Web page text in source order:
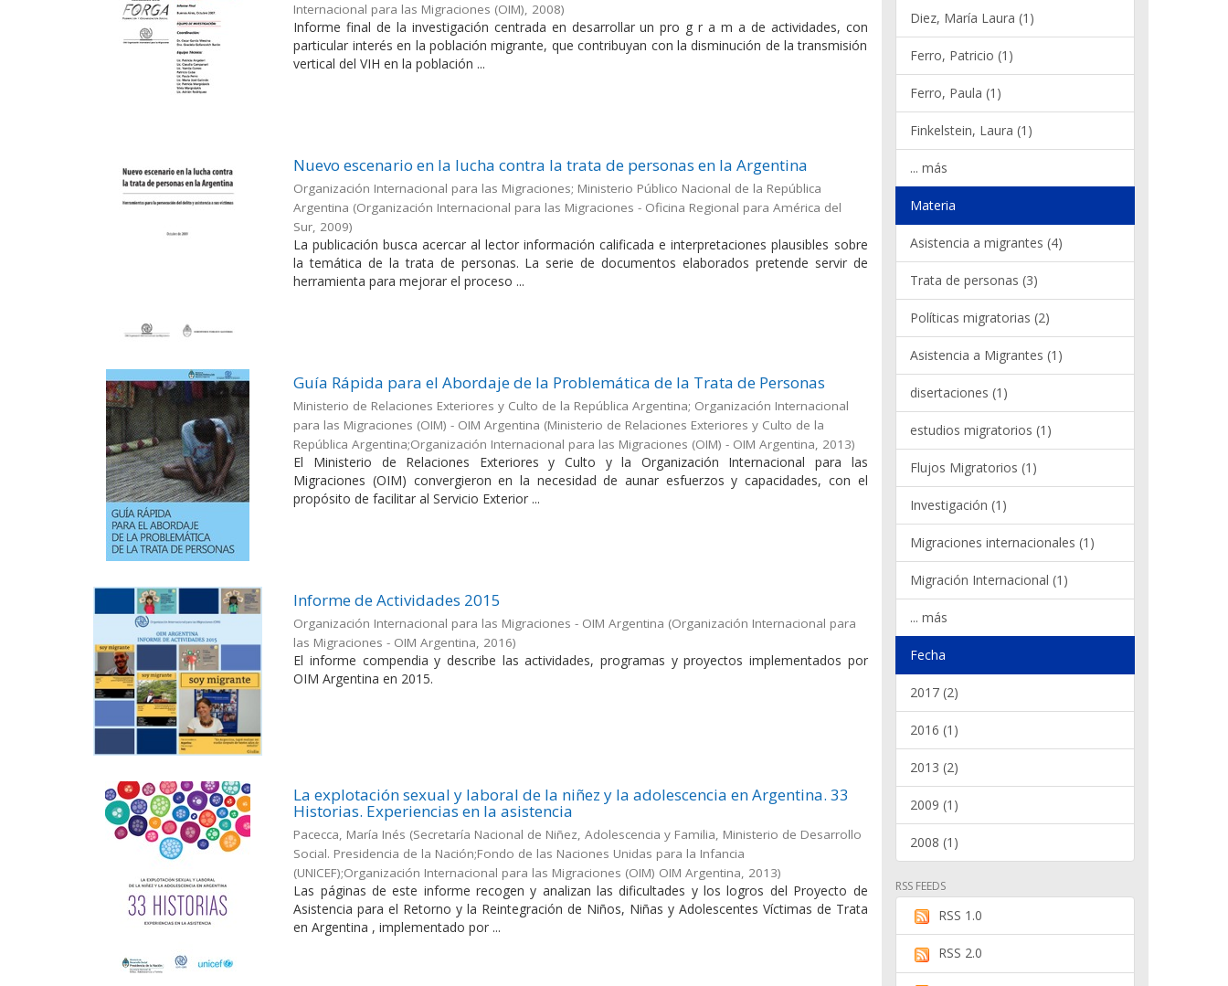
Internacional para las Migraciones (OIM), 2008)
Informe final de la investigación centrada en desarrollar un pro g r a m a de actividades, con
particular interés en la población migrante, que contribuyan con la disminución de la transmisión
vertical del VIH en la población ...
Nuevo escenario en la lucha contra la trata de personas en la Argentina
Organización Internacional para las Migraciones; Ministerio Público Nacional de la República
Argentina (Organización Internacional para las Migraciones - Oficina Regional para América del
Sur, 2009)
La publicación busca acercar al lector información calificada e interpretaciones plausibles sobre
la temática de la trata de personas. La serie de documentos elaborados pretende servir de
herramienta para mejorar el proceso ...
Guía Rápida para el Abordaje de la Problemática de la Trata de Personas
Ministerio de Relaciones Exteriores y Culto de la República Argentina; Organización Internacional
para las Migraciones (OIM) - OIM Argentina (Ministerio de Relaciones Exteriores y Culto de la
República Argentina;Organización Internacional para las Migraciones (OIM) - OIM Argentina, 2013)
El Ministerio de Relaciones Exteriores y Culto y la Organización Internacional para las
Migraciones (OIM) convergieron en la necesidad de aunar esfuerzos y capacidades, con el
propósito de facilitar al Servicio Exterior ...
Informe de Actividades 2015
Organización Internacional para las Migraciones - OIM Argentina (Organización Internacional para
las Migraciones - OIM Argentina, 2016)
El informe compendia y describe las actividades, programas y proyectos implementados por
OIM Argentina en 2015.
La explotación sexual y laboral de la niñez y la adolescencia en Argentina. 33
Historias. Experiencias en la asistencia
Pacecca, María Inés (Secretaría Nacional de Niñez, Adolescencia y Familia, Ministerio de Desarrollo
Social. Presidencia de la Nación;Fondo de las Naciones Unidas para la Infancia
(UNICEF);Organización Internacional para las Migraciones (OIM) OIM Argentina, 2013)
Las páginas de este informe recogen y analizan las dificultades y los logros del Proyecto de
Asistencia para el Retorno y la Reintegración de Niños, Niñas y Adolescentes Víctimas de Trata
en Argentina , implementado por ...
Diez, María Laura (1)
Ferro, Patricio (1)
Ferro, Paula (1)
Finkelstein, Laura (1)
... más
Materia
Asistencia a migrantes (4)
Trata de personas (3)
Políticas migratorias (2)
Asistencia a Migrantes (1)
disertaciones (1)
estudios migratorios (1)
Flujos Migratorios (1)
Investigación (1)
Migraciones internacionales (1)
Migración Internacional (1)
... más
Fecha
2017 (2)
2016 (1)
2013 (2)
2009 (1)
2008 (1)
RSS FEEDS
RSS 1.0
RSS 2.0